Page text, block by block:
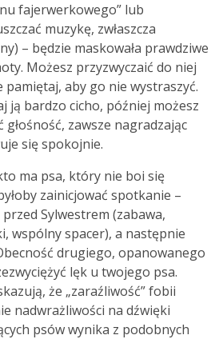
fajerwerkowego” lub
muzykę, zwłaszcza
– będzie maskowała prawdziwe
Możesz przyzwyczaić do niej
pamiętaj, aby go nie wystraszyć.
ją bardzo cicho, później możesz
zawsze nagradzając
się spokojnie.
ma psa, który nie boi się
zainicjować spotkanie –
Sylwestrem (zabawa,
wspólny spacer), a następnie
drugiego, opanowanego
lęk u twojego psa.
że „zaraźliwość” fobii
nadwrażliwości na dźwięki
psów wynika z podobnych